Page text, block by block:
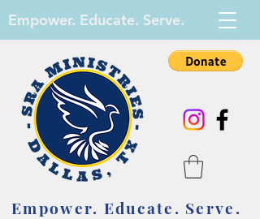
Empower. Educate. Serve.
Empower. Educate. Serve.